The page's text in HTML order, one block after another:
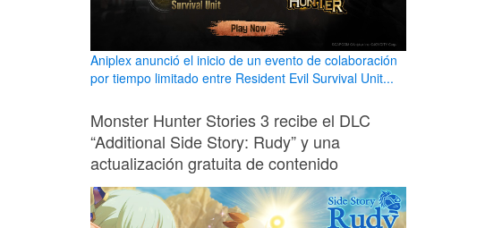
Aniplex anunció el inicio de un evento de colaboración
por tiempo limitado entre Resident Evil Survival Unit...
Monster Hunter Stories 3 recibe el DLC
“Additional Side Story: Rudy” y una
actualización gratuita de contenido